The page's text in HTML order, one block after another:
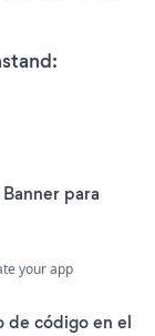
para
your app
de código en el